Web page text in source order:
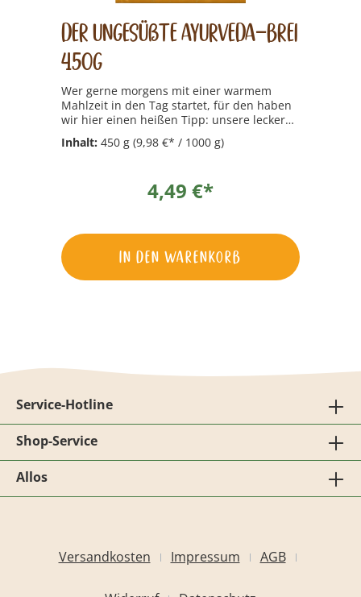
Der Ungesüßte Ayurveda-Brei
450g
Wer gerne morgens mit einer warmem
Mahlzeit in den Tag startet, für den haben
wir hier einen heißen Tipp: unsere leckeren
Porridges mit ballaststoffreichen
Vollkornflocken und schmackhaften
eine Frühstücksbowl lässt sich natürlich
noch so mag. Bei so viel Sorgfalt und Liebe
wird einem auch gleich noch ganz warm
ums Herz.
Inhalt: 450 g (9,98 €* / 1000 g)
4,49 €*
In den Warenkorb
Service-Hotline
Shop-Service
Allos
Versandkosten Impressum AGB